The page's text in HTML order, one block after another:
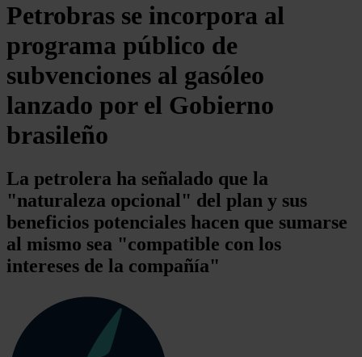
Petrobras se incorpora al
programa público de
subvenciones al gasóleo
lanzado por el Gobierno
brasileño
La petrolera ha señalado que la
"naturaleza opcional" del plan y sus
beneficios potenciales hacen que sumarse
al mismo sea "compatible con los
intereses de la compañía"